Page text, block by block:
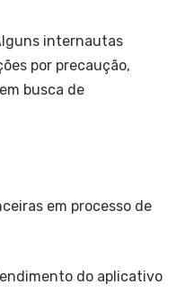
internautas
por precaução,
busca de
em processo de
do aplicativo